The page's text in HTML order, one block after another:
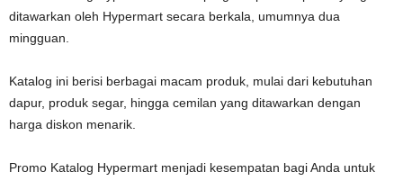
ditawarkan oleh Hypermart secara berkala, umumnya dua
mingguan.
Katalog ini berisi berbagai macam produk, mulai dari kebutuhan
dapur, produk segar, hingga cemilan yang ditawarkan dengan
harga diskon menarik.
Promo Katalog Hypermart menjadi kesempatan bagi Anda untuk